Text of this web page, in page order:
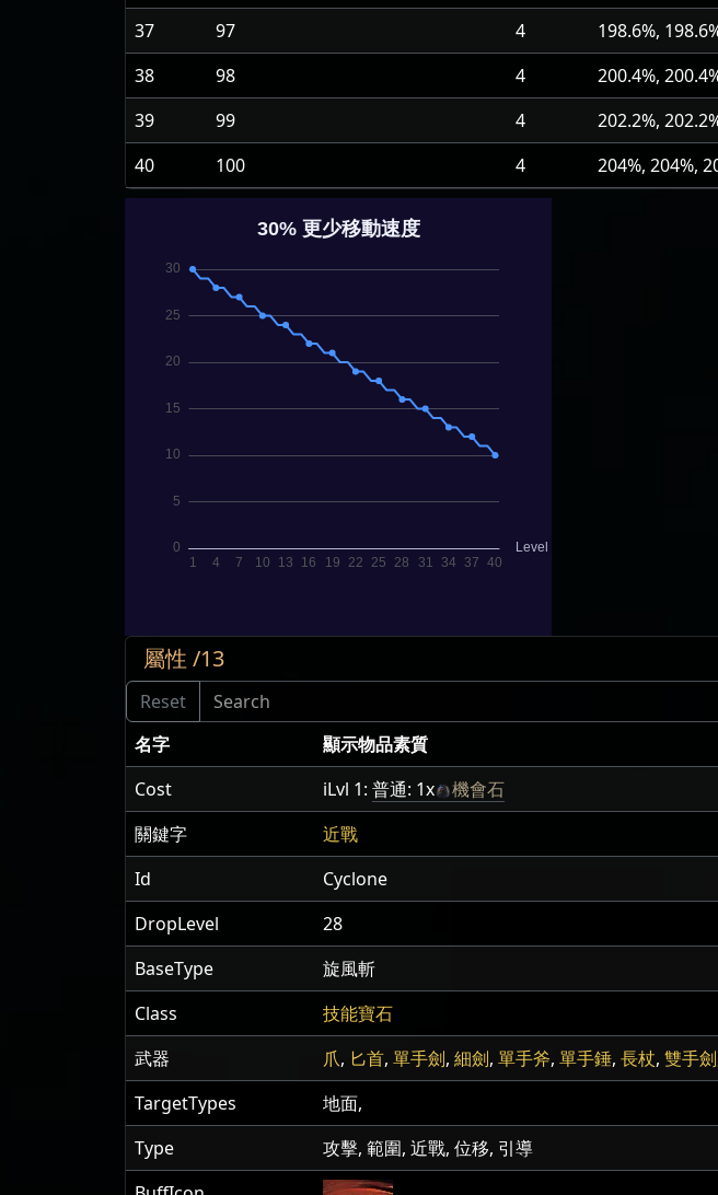
37
97 4 198.6%,
38
98 4 200.4%,
39
99 4 202.2%,
40
100 4 204%, 204%,
屬性 /13
名字
顯示物品素質
Cost
iLvl 1: 普通: 1x
機會石
關鍵字
近戰
Id
Cyclone
DropLevel
28
BaseType
旋風斬
Class
技能寶石
武器
爪, 匕首, 單手劍, 細劍, 單手斧, 單手錘, 長杖, 雙手劍
TargetTypes
地面,
Type
攻擊, 範圍, 近戰, 位移, 引導